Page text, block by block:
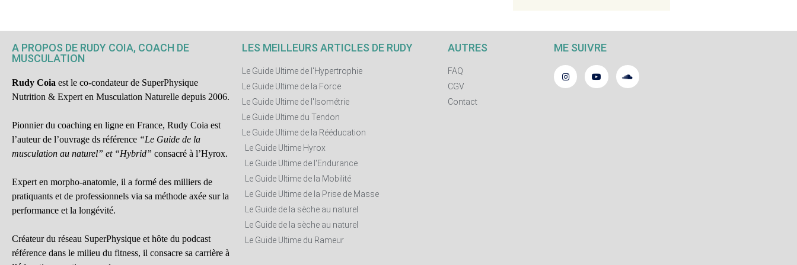
A PROPOS DE RUDY COIA, COACH DE
MUSCULATION
Rudy Coia est le co-condateur de SuperPhysique
Nutrition & Expert en Musculation Naturelle depuis 2006.
Pionnier du coaching en ligne en France, Rudy Coia est
l’auteur de l’ouvrage ds référence “Le Guide de la
musculation au naturel” et “Hybrid” consacré à l’Hyrox.
Expert en morpho-anatomie, il a formé des milliers de
pratiquants et de professionnels via sa méthode axée sur la
performance et la longévité.
Créateur du réseau SuperPhysique et hôte du podcast
référence dans le milieu du fitness, il consacre sa carrière à
LES MEILLEURS ARTICLES DE RUDY
Le Guide Ultime de l'Hypertrophie
Le Guide Ultime de la Force
Le Guide Ultime de l'Isométrie
Le Guide Ultime du Tendon
Le Guide Ultime de la Rééducation
Le Guide Ultime Hyrox
Le Guide Ultime de l'Endurance
Le Guide Ultime de la Mobilité
Le Guide Ultime de la Prise de Masse
Le Guide de la sèche au naturel
Le Guide de la sèche au naturel
Le Guide Ultime du Rameur
AUTRES
FAQ
CGV
Contact
ME SUIVRE